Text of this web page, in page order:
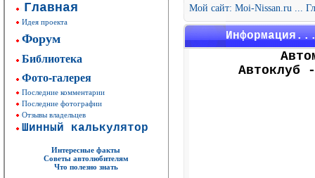
Главная
Идея проекта
Форум
Библиотека
Фото-галерея
Последние комментарии
Последние фотографии
Отзывы владельцев
Шинный калькулятор
Интересные факты
Советы автолюбителям
Что полезно знать
Мой сайт: Moi-Nissan.ru ...
Автоклуб